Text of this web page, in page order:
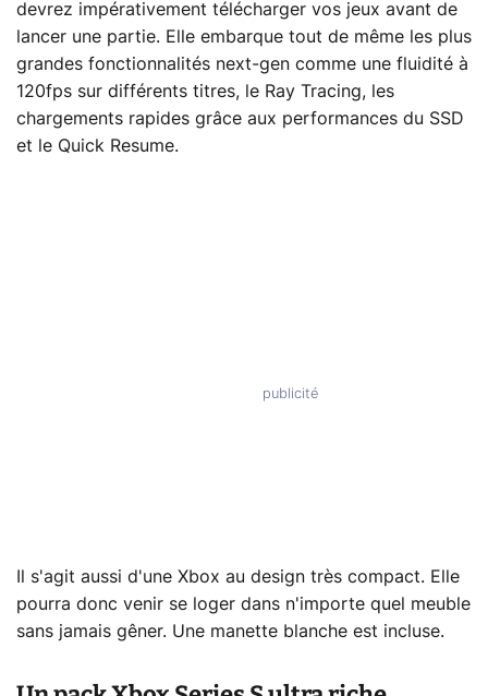
devrez impérativement télécharger vos jeux avant de
lancer une partie. Elle embarque tout de même les plus
grandes fonctionnalités next-gen comme une fluidité à
120fps sur différents titres, le Ray Tracing, les
chargements rapides grâce aux performances du SSD
et le Quick Resume.
Il s'agit aussi d'une Xbox au design très compact. Elle
pourra donc venir se loger dans n'importe quel meuble
sans jamais gêner. Une manette blanche est incluse.